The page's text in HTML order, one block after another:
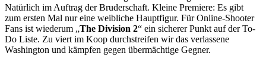
Natürlich im Auftrag der Bruderschaft. Kleine Premiere: Es gibt
zum ersten Mal nur eine weibliche Hauptfigur. Für Online-Shooter
Fans ist wiederum „The Division 2“ ein sicherer Punkt auf der To-
Do Liste. Zu viert im Koop durchstreifen wir das verlassene
Washington und kämpfen gegen übermächtige Gegner.